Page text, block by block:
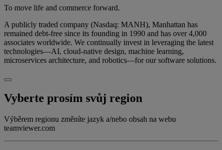
To move life and commerce forward.
A publicly traded company (Nasdaq: MANH), Manhattan has
remained debt-free since its founding in 1990 and has over 4,000
associates worldwide. We continually invest in leveraging the latest
technologies—AI, cloud-native design, machine learning,
microservices architecture, and robotics—for our software solutions.
Vyberte prosím svůj region
Výběrem regionu změníte jazyk a/nebo obsah na webu
teamviewer.com